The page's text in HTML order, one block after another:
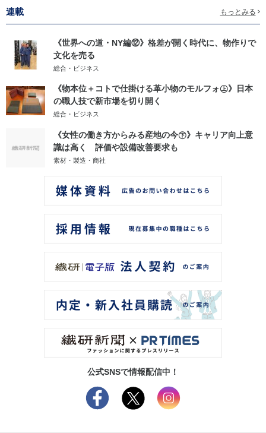
連載 もっとみる
《世界への道・NY編⑫》格差が開く時代に、物作りで
文化を売る
総合・ビジネス
《物本位＋コトで仕掛ける革小物のモルフォ㊤》日本
の職人技で新市場を切り開く
総合・ビジネス
《女性の働き方からみる産地の今㊦》キャリア向上意
識は高く 評価や設備改善要求も
素材・製造・商社
公式SNSで情報配信中！